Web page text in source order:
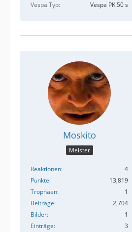
Vespa Typ
Vespa PK 50 s
Moskito
Meister
Reaktionen
4
Punkte
13,819
Trophäen
1
Beiträge
2,704
Bilder
1
Einträge
3